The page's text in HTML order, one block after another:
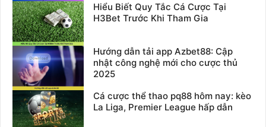
Hiểu Biết Quy Tắc Cá Cược Tại
H3Bet Trước Khi Tham Gia
Hướng dẫn tải app Azbet88: Cập
nhật công nghệ mới cho cược thủ
2025
Cá cược thể thao pq88 hôm nay: kèo
La Liga, Premier League hấp dẫn